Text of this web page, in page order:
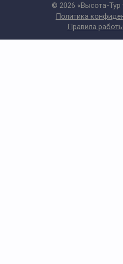
© 2026 «Высота-Тур
Политика
Правила